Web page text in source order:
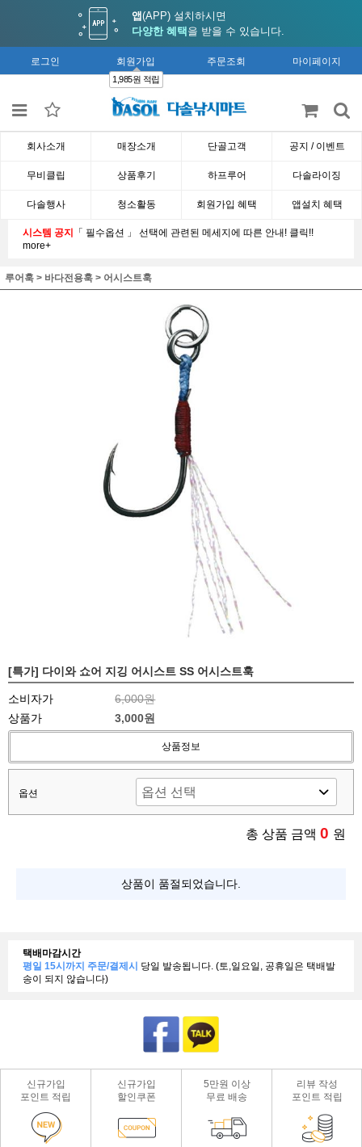
앱(APP) 설치하시면
다양한 혜택 을 받을 수 있습니다.
로그인 회원가입
1,985원 적립
주문조회 마이페이지
회사소개 매장소개 단골고객 공지 / 이벤트
무비클립 상품후기 하프루어 다솔라이징
다솔행사 청소활동 회원가입 혜택 앱설치 혜택
시스템 공지 「 필수옵션 」 선택에 관련된 메세지에 따른 안내! 클릭!!
more+
루어훅 > 바다전용훅 > 어시스트훅
[특가] 다이와 쇼어 지깅 어시스트 SS 어시스트훅
소비자가
6,000원
상품가
3,000원
상품정보
옵션
총 상품 금액 0 원
상품이 품절되었습니다.
택배마감시간
평일 15시까지 주문/결제시 당일 발송됩니다. (토,일요일, 공휴일은 택배발
송이 되지 않습니다)
신규가입
포인트 적립
신규가입
할인쿠폰
5만원 이상
무료 배송
리뷰 작성
포인트 적립